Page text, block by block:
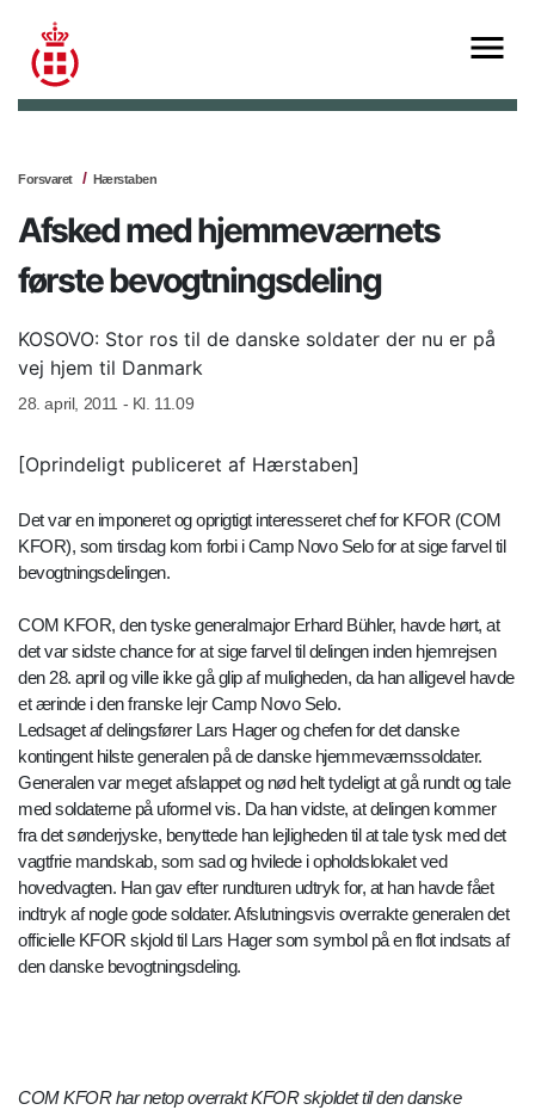
Forsvaret Hærstaben
Afsked med hjemmeværnets
første bevogtningsdeling
KOSOVO: Stor ros til de danske soldater der nu er på
vej hjem til Danmark
28. april, 2011 - Kl. 11.09
[Oprindeligt publiceret af Hærstaben]
Det var en imponeret og oprigtigt interesseret chef for KFOR (COM
KFOR), som tirsdag kom forbi i Camp Novo Selo for at sige farvel til
bevogtningsdelingen.
COM KFOR, den tyske generalmajor Erhard Bühler, havde hørt, at
det var sidste chance for at sige farvel til delingen inden hjemrejsen
den 28. april og ville ikke gå glip af muligheden, da han alligevel havde
et ærinde i den franske lejr Camp Novo Selo.
Ledsaget af delingsfører Lars Hager og chefen for det danske
kontingent hilste generalen på de danske hjemmeværnssoldater.
Generalen var meget afslappet og nød helt tydeligt at gå rundt og tale
med soldaterne på uformel vis. Da han vidste, at delingen kommer
fra det sønderjyske, benyttede han lejligheden til at tale tysk med det
vagtfrie mandskab, som sad og hvilede i opholdslokalet ved
hovedvagten. Han gav efter rundturen udtryk for, at han havde fået
indtryk af nogle gode soldater. Afslutningsvis overrakte generalen det
officielle KFOR skjold til Lars Hager som symbol på en flot indsats af
den danske bevogtningsdeling.
COM KFOR har netop overrakt KFOR skjoldet til den danske